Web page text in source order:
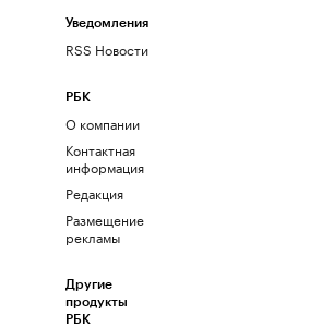
Уведомления
RSS Новости
РБК
О компании
Контактная
информация
Редакция
Размещение
рекламы
Другие
продукты
РБК